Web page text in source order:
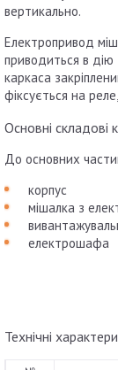
вертикально.
Електропривод
приводиться в дію
каркаса
фіксується на
Основні складові
До основних
корпус
мішалка з
електрошафа
Технічні